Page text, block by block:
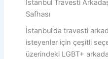
İstanbul Travesti
Safhası
İstanbul’da travesti
isteyenler için çeşitli
üzerindeki LGBT+